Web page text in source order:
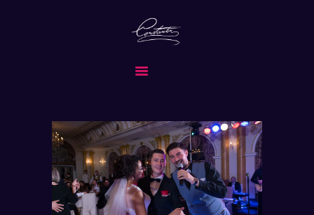
CONSTANTIN & BAND
FORMATIA ALEASA PENTRU EVENIMENTUL TAU SPECIAL
DESPRE NOI
SERVICII
MEDIA
REPERTORIU
COLABORATORI